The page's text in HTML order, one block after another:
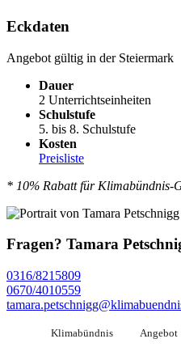
Eckdaten
Angebot gültig in der Steiermark
Dauer
2 Unterrichtseinheiten
Schulstufe
5. bis 8. Schulstufe
Kosten
Preisliste
* 10% Rabatt für Klimabündnis-
Fragen? Tamara
0316/8215809
0670/4010559
Klimabündnis Angebot